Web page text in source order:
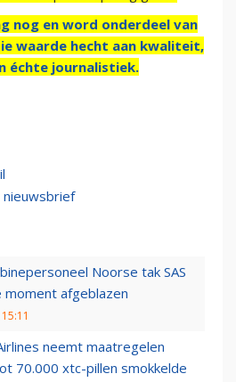
nog en word onderdeel van
waarde hecht aan kwaliteit,
échte journalistiek.
nieuwsbrief
Noorse tak SAS
afgeblazen
neemt maatregelen
70.000 xtc-pillen smokkelde